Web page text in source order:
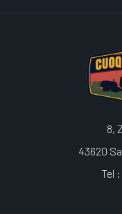
8,
43620
Tel